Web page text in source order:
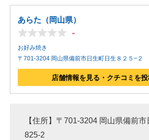
あらた（岡山県）
-
お好み焼き
〒701-3204 岡山県備前市日生町日生８２５−２
店舗情報を見る・クチコミを
【住所】〒701-3204 岡山県備前
825-2